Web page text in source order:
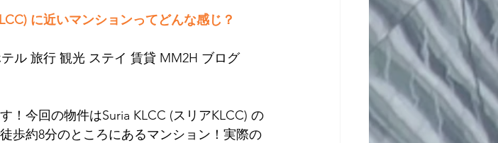
に近いマンションってどんな感じ？
ル 旅行 観光 ステイ 賃貸 MM2H ブログ
！今回の物件はSuria KLCC (スリアKLCC) の
歩約8分のところにあるマンション！実際の